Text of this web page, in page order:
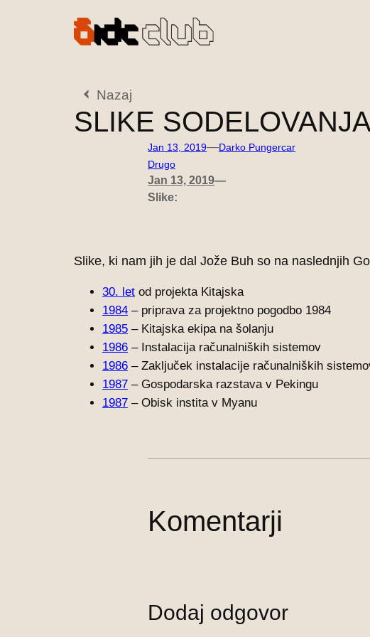
Nazaj
SLIKE
Jan 13, 2019—Darko Pungercar
Drugo
Jan 13, 2019—
Slike:
Slike, ki nam jih je dal Jože Buh so na naslednjih
30. let od projekta Kitajska
1984 – priprava za projektno pogodbo 1984
1985 – Kitajska ekipa na šolanju
1986 – Instalacija računalniških sistemov
1986 – Zaključek instalacije računalniških
1987 – Gospodarska razstava v Pekingu
1987 – Obisk instita v Myanu
Komentarji
Dodaj odgovor